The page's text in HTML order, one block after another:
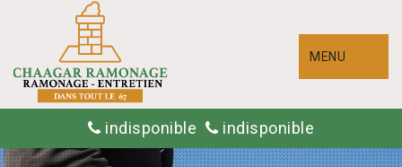
MENU
indisponible indisponible